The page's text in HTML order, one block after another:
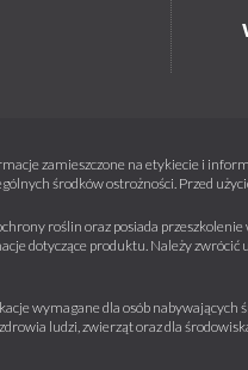
zamieszczone na etykiecie i
środków ostrożności. Przed
roślin oraz posiada
produktu. Należy zwrócić
wymagane dla osób
ludzi, zwierząt oraz dla